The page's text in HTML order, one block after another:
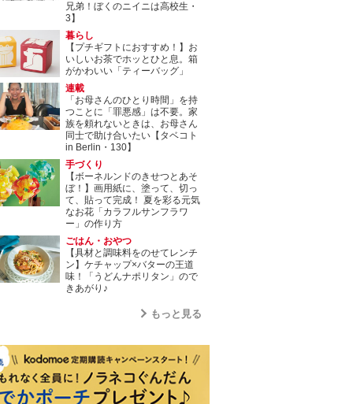
兄弟！ぼくのニイニは高校生・
3】
暮らし
【プチギフトにおすすめ！】お
いしいお茶でホッとひと息。箱
がかわいい「ティーバッグ」
連載
「お母さんのひとり時間」を持
つことに「罪悪感」は不要。家
族を頼れないときは、お母さん
同士で助け合いたい【タベコト
in Berlin・130】
手づくり
【ボーネルンドのきせつとあそ
ぼ！】画用紙に、塗って、切っ
て、貼って完成！ 夏を彩る元気
なお花「カラフルサンフラワ
ー」の作り方
ごはん・おやつ
【具材と調味料をのせてレンチ
ン】ケチャップ×バターの王道
味！「うどんナポリタン」ので
きあがり♪
もっと見る